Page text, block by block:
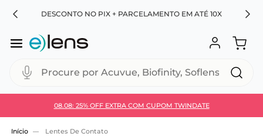
DESCONTO NO PIX + PARCELAMENTO EM ATÉ 10X
Procure por Acuvue, Biofinity, Soflens...
08.08: 25% OFF EXTRA COM CUPOM TWINDATE
Use 30HOJE e ganhe 30% OFF + economia extra no
Lentes De Contato